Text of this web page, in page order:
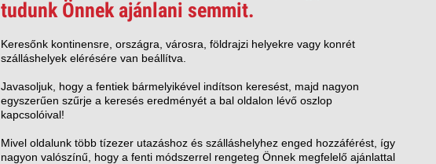
KÖZVETLEN
TENGERPARTI
SZÁLLODÁK
CSÚSZDÁVAL
BUDAVÁR TOURS
tudunk Önnek ajánlani semmit.
Keresőnk kontinensre, országra, városra, földrajzi helyekre vagy konrét
szálláshelyek elérésére van beállítva.
Javasoljuk, hogy a fentiek bármelyikével indítson keresést, majd nagyon
egyszerűen szűrje a keresés eredményét a bal oldalon lévő oszlop
kapcsolóival!
Mivel oldalunk több tízezer utazáshoz és szálláshelyhez enged hozzáférést, így
nagyon valószínű, hogy a fenti módszerrel rengeteg Önnek megfelelő ajánlattal